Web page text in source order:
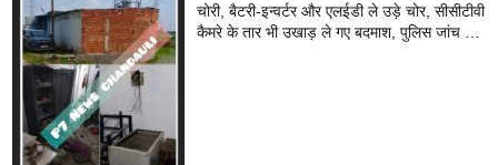
चोरी, बैटरी-इन्वर्टर और एलईडी ले उड़े चोर, सीसीटीवी
कैमरे के तार भी उखाड़ ले गए बदमाश, पुलिस जांच में